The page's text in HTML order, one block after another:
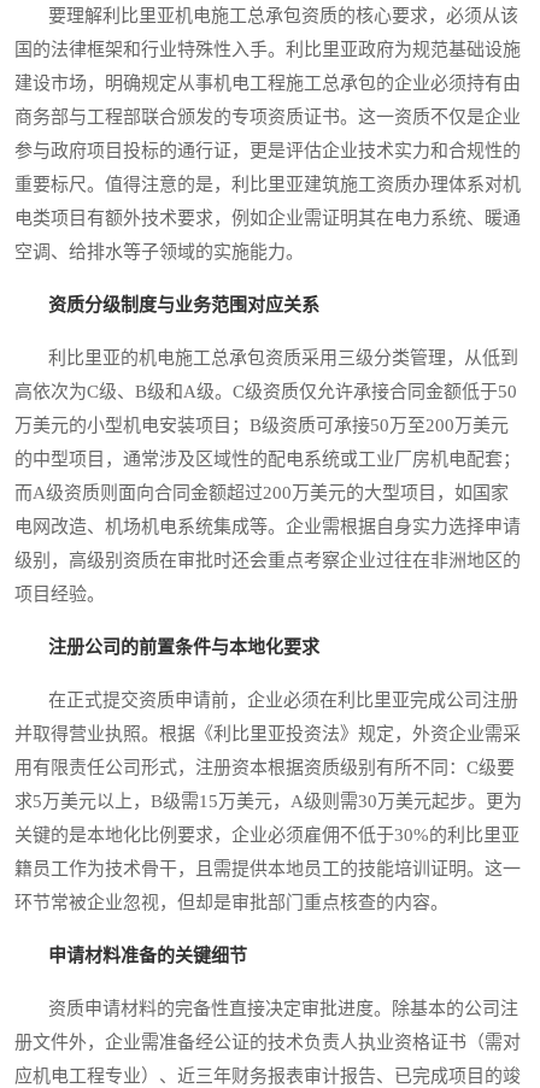
要理解利比里亚机电施工总承包资质的核心要求，必须从该
国的法律框架和行业特殊性入手。利比里亚政府为规范基础设施
建设市场，明确规定从事机电工程施工总承包的企业必须持有由
商务部与工程部联合颁发的专项资质证书。这一资质不仅是企业
参与政府项目投标的通行证，更是评估企业技术实力和合规性的
重要标尺。值得注意的是，利比里亚建筑施工资质办理体系对机
电类项目有额外技术要求，例如企业需证明其在电力系统、暖通
空调、给排水等子领域的实施能力。
资质分级制度与业务范围对应关系
利比里亚的机电施工总承包资质采用三级分类管理，从低到
高依次为C级、B级和A级。C级资质仅允许承接合同金额低于50
万美元的小型机电安装项目；B级资质可承接50万至200万美元
的中型项目，通常涉及区域性的配电系统或工业厂房机电配套；
而A级资质则面向合同金额超过200万美元的大型项目，如国家
电网改造、机场机电系统集成等。企业需根据自身实力选择申请
级别，高级别资质在审批时还会重点考察企业过往在非洲地区的
项目经验。
注册公司的前置条件与本地化要求
在正式提交资质申请前，企业必须在利比里亚完成公司注册
并取得营业执照。根据《利比里亚投资法》规定，外资企业需采
用有限责任公司形式，注册资本根据资质级别有所不同：C级要
求5万美元以上，B级需15万美元，A级则需30万美元起步。更为
关键的是本地化比例要求，企业必须雇佣不低于30%的利比里亚
籍员工作为技术骨干，且需提供本地员工的技能培训证明。这一
环节常被企业忽视，但却是审批部门重点核查的内容。
申请材料准备的关键细节
资质申请材料的完备性直接决定审批进度。除基本的公司注
册文件外，企业需准备经公证的技术负责人执业资格证书（需对
应机电工程专业）、近三年财务报表审计报告、已完成项目的竣